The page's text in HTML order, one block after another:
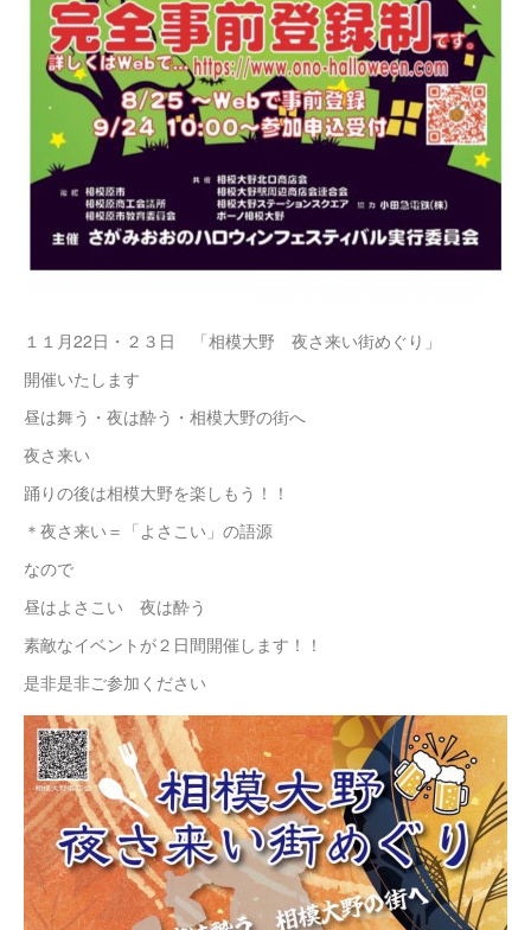
１１月22日・２３日 「相模大野 夜さ来い街めぐり」
開催いたします
昼は舞う・夜は酔う・相模大野の街へ
夜さ来い
踊りの後は相模大野を楽しもう！！
＊夜さ来い＝「よさこい」の語源
なので
昼はよさこい 夜は酔う
素敵なイベントが２日間開催します！！
是非是非ご参加ください